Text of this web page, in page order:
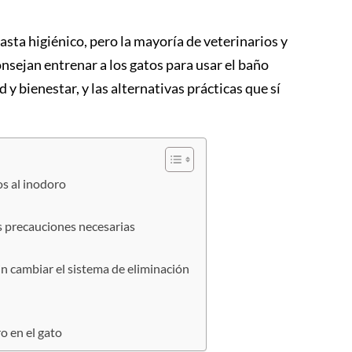
higiénico, pero la mayoría de veterinarios y
entrenar a los gatos para usar el baño
y bienestar, y las alternativas prácticas que sí
al inodoro
necesarias
cambiar el sistema de eliminación
en el gato